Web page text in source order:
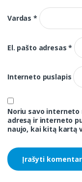
Vardas*
El. pašto adresas*
Interneto puslapis
Noriu savo interneto
adresą ir interneto
naujo, kai kitą kartą